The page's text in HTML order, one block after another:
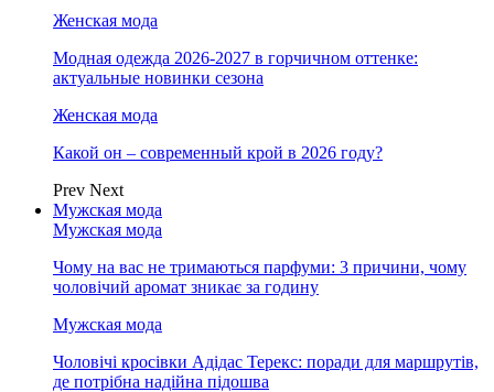
Женская мода
Модная одежда 2026-2027 в горчичном оттенке:
актуальные новинки сезона
Женская мода
Какой он – современный крой в 2026 году?
Prev Next
Мужская мода
Мужская мода
Чому на вас не тримаються парфуми: 3 причини, чому
чоловічий аромат зникає за годину
Мужская мода
Чоловічі кросівки Адідас Терекс: поради для маршрутів,
де потрібна надійна підошва